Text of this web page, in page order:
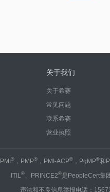
关于我们
关于希赛
常见问题
联系希赛
营业执照
PMI®，PMP®，PMI-ACP®，PgMP®和
ITIL®、PRINCE2®是PeopleCert集
违法和不良信息举报电话：